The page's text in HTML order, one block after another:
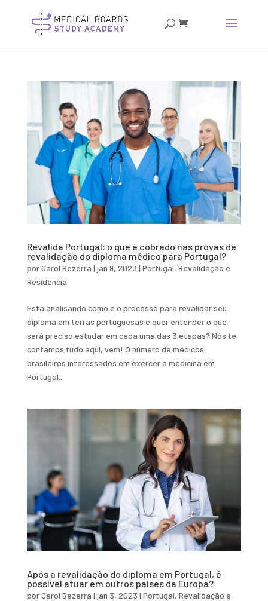
Revalida Portugal: o que é cobrado nas provas de
revalidação do diploma médico para Portugal?
porCarol Bezerra | jan 9, 2023 | Portugal, Revalidação e
Residência
Está analisando como é o processo para revalidar seu
diploma em terras portuguesas e quer entender o que
será preciso estudar em cada uma das 3 etapas? Nós te
contamos tudo aqui, vem! O número de médicos
brasileiros interessados em exercer a medicina em
Portugal...
Após a revalidação do diploma em Portugal, é
possível atuar em outros países da Europa?
porCarol Bezerra | jan 3, 2023 | Portugal, Revalidação e